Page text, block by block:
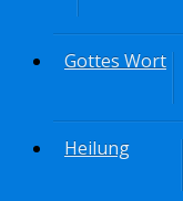
Gottes Wort
Heilung